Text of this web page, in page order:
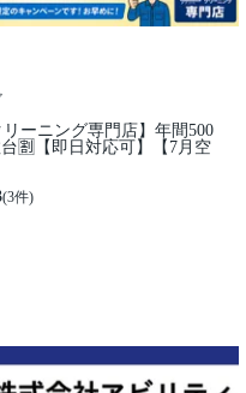
リーニング専門店】年間500
🈹【即日対応可】【7月空
(3件)